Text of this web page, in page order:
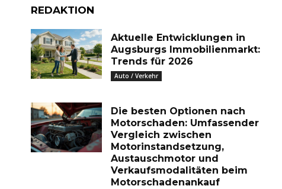
REDAKTION
Aktuelle Entwicklungen in
Augsburgs Immobilienmarkt:
Trends für 2026
Auto / Verkehr
Die besten Optionen nach
Motorschaden: Umfassender
Vergleich zwischen
Motorinstandsetzung,
Austauschmotor und
Verkaufsmodalitäten beim
Motorschadenankauf